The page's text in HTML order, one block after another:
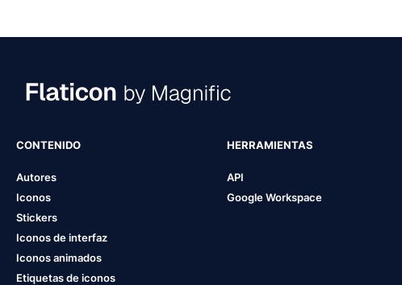
CONTENIDO
Autores
Iconos
Stickers
Iconos de interfaz
Iconos animados
Etiquetas de iconos
HERRAMIENTAS
API
Google Workspace